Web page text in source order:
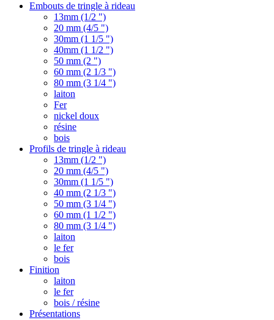
Embouts de tringle à rideau
13mm (1/2 ")
20 mm (4/5 ")
30mm (1 1/5 ")
40mm (1 1/2 ")
50 mm (2 ")
60 mm (2 1/3 ")
80 mm (3 1/4 ")
laiton
Fer
nickel doux
résine
bois
Profils de tringle à rideau
13mm (1/2 ")
20 mm (4/5 ")
30mm (1 1/5 ")
40 mm (2 1/3 ")
50 mm (3 1/4 ")
60 mm (1 1/2 ")
80 mm (3 1/4 ")
laiton
le fer
bois
Finition
laiton
le fer
bois / résine
Présentations